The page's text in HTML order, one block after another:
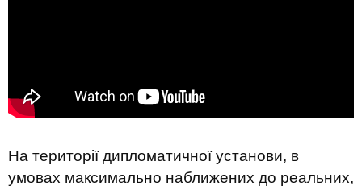
На території дипломатичної установи, в
умовах максимально наближених до реальних,